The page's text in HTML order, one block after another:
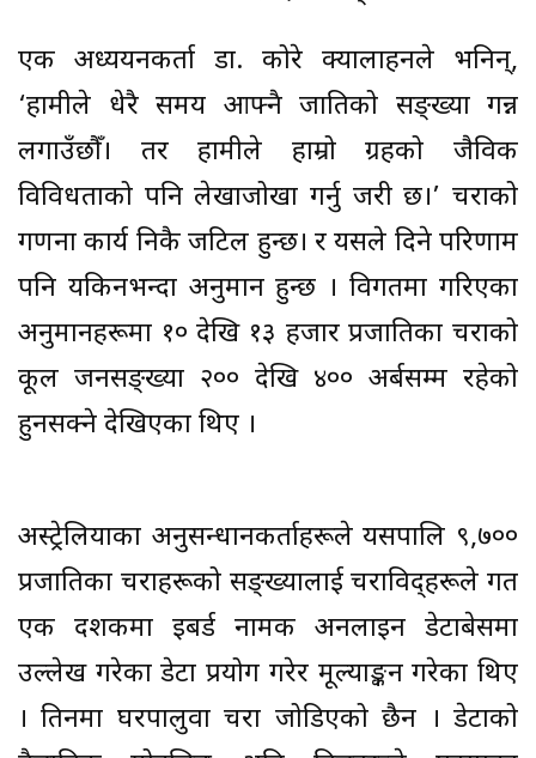
एक अध्ययनकर्ता डा. कोरे क्यालाहनले भनिन्,
‘हामीले धेरै समय आफ्नै जातिको सङ्ख्या गन्न
लगाउँछौँ। तर हामीले हाम्रो ग्रहको जैविक
विविधताको पनि लेखाजोखा गर्नु जरुरी छ।’ चराको
गणना कार्य निकै जटिल हुन्छ। र यसले दिने परिणाम
पनि यकिनभन्दा अनुमान हुन्छ । विगतमा गरिएका
अनुमानहरूमा १० देखि १३ हजार प्रजातिका चराको
कूल जनसङ्ख्या २०० देखि ४०० अर्बसम्म रहेको
हुनसक्ने देखिएका थिए ।
अस्ट्रेलियाका अनुसन्धानकर्ताहरूले यसपालि ९,७००
प्रजातिका चराहरूको सङ्ख्यालाई चराविद्हरूले गत
एक दशकमा इबर्ड नामक अनलाइन डेटाबेसमा
उल्लेख गरेका डेटा प्रयोग गरेर मूल्याङ्कन गरेका थिए
। तिनमा घरपालुवा चरा जोडिएको छैन । डेटाको